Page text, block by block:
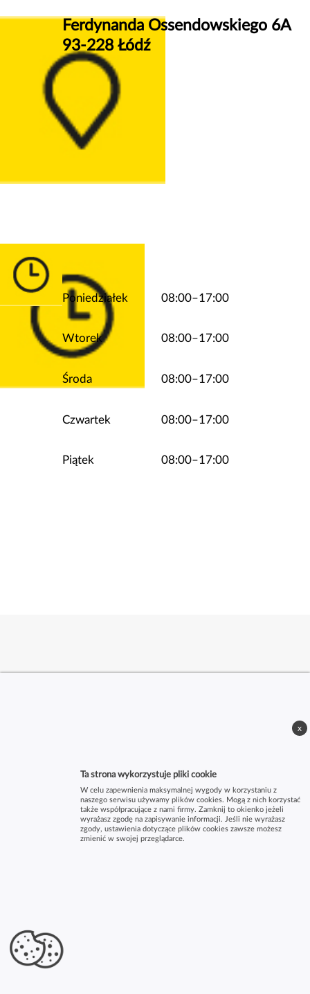
Ferdynanda Ossendowskiego 6A
93-228 Łódź
Poniedziałek 08:00–17:00
Wtorek 08:00–17:00
Środa 08:00–17:00
Czwartek 08:00–17:00
Piątek 08:00–17:00
Ta strona wykorzystuje pliki cookie
W celu zapewnienia maksymalnej wygody w korzystaniu z
naszego serwisu używamy plików cookies. Mogą z nich korzystać
także współpracujące z nami firmy. Zamknij to okienko jeżeli
wyrażasz zgodę na zapisywanie informacji. Jeśli nie wyrażasz
zgody, ustawienia dotyczące plików cookies zawsze możesz
zmienić w swojej przeglądarce.
x